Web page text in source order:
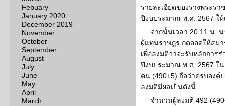
Febuary
January 2020
December 2019
November
October
September
August
July
June
May
April
March
รายละเอียดของร่างพระร
ปีงบประมาณ พ.ศ. 2567 ใ
จากนั้นเวลา 20.11 น.
ผู้แทนราษฎร กดออดให้สม
เพื่อลงมติว่าจะรับหลักกา
ปีงบประมาณ พ.ศ. 2567 ใ
คน (490+5) ถือว่าครบองค์
ลงมติมีผลเป็นดังนี้
จำนวนผู้ลงมติ 492